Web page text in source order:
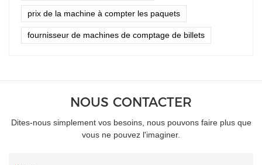
prix de la machine à compter les paquets
fournisseur de machines de comptage de billets
NOUS CONTACTER
Dites-nous simplement vos besoins, nous pouvons faire plus que
vous ne pouvez l'imaginer.